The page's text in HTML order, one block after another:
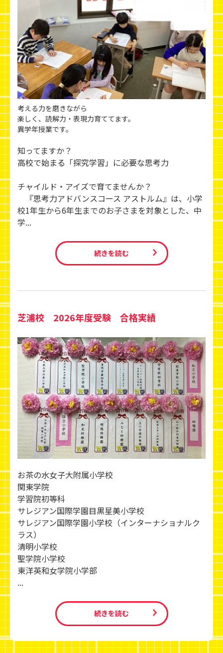
考える力を磨きながら
楽しく、読解力・表現力育ててます。
異学年授業です。
知ってますか？
高校で始まる「探究学習」に必要な思考力
チャイルド・アイズで育てませんか？
『思考力アドバンスコース アストルム』は、小学
校1年生から6年生までのお子さまを対象とした、中
学...
続きを読む
芝浦校 2026年度受験 合格実績
お茶の水女子大附属小学校
関東学院
学習院初等科
サレジアン国際学園目黒星美小学校
サレジアン国際学園小学校（インターナショナルク
ラス）
清明小学校
聖学院小学校
東洋英和女学院小学部
...
続きを読む